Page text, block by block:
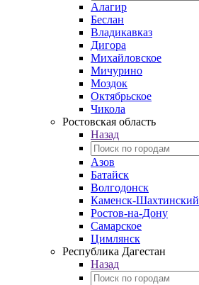
Алагир
Беслан
Владикавказ
Дигора
Михайловское
Мичурино
Моздок
Октябрьское
Чикола
Ростовская область
Назад
Азов
Батайск
Волгодонск
Каменск-Шахтинский
Ростов-на-Дону
Самарское
Цимлянск
Республика Дагестан
Назад